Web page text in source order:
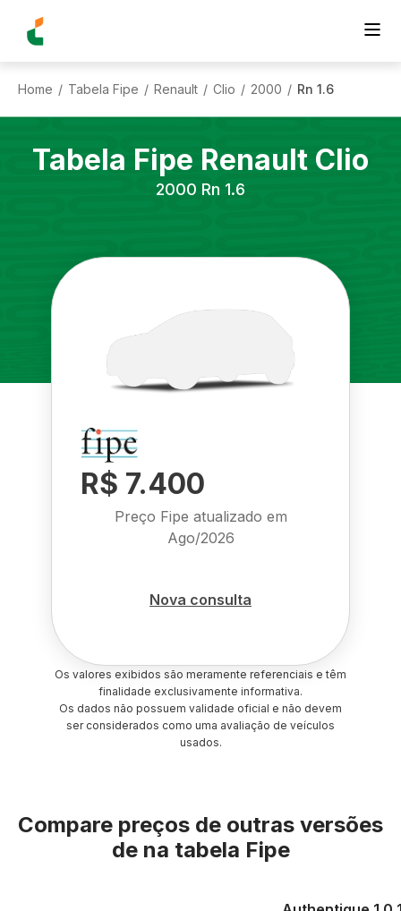
Home / Tabela Fipe / Renault / Clio / 2000 / Rn 1.6
Tabela Fipe Renault Clio
2000 Rn 1.6
R$ 7.400
Preço Fipe atualizado em
Ago/2026
Nova consulta
Os valores exibidos são meramente referenciais e têm
finalidade exclusivamente informativa.
Os dados não possuem validade oficial e não devem
ser considerados como uma avaliação de veículos
usados.
Compare preços de outras versões
de na tabela Fipe